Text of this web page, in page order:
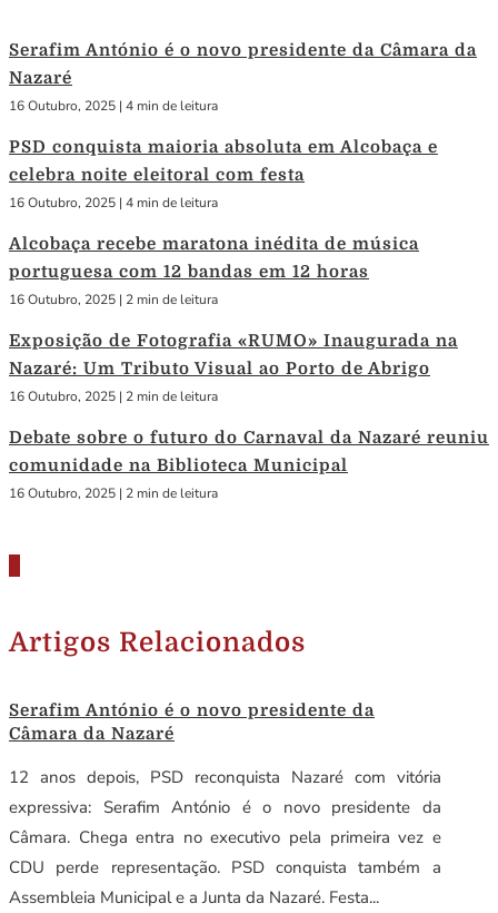
Serafim António é o novo presidente da Câmara da
Nazaré
16 Outubro, 2025 | 4 min de leitura
PSD conquista maioria absoluta em Alcobaça e
celebra noite eleitoral com festa
16 Outubro, 2025 | 4 min de leitura
Alcobaça recebe maratona inédita de música
portuguesa com 12 bandas em 12 horas
16 Outubro, 2025 | 2 min de leitura
Exposição de Fotografia «RUMO» Inaugurada na
Nazaré: Um Tributo Visual ao Porto de Abrigo
16 Outubro, 2025 | 2 min de leitura
Debate sobre o futuro do Carnaval da Nazaré reuniu
comunidade na Biblioteca Municipal
16 Outubro, 2025 | 2 min de leitura
Artigos Relacionados
Serafim António é o novo presidente da
Câmara da Nazaré
12 anos depois, PSD reconquista Nazaré com vitória
expressiva: Serafim António é o novo presidente da
Câmara. Chega entra no executivo pela primeira vez e
CDU perde representação. PSD conquista também a
Assembleia Municipal e a Junta da Nazaré. Festa...